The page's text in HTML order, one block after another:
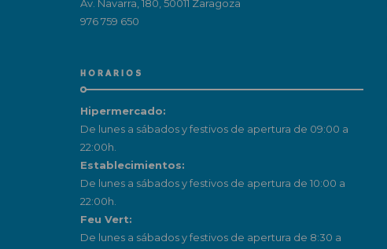
Av. Navarra, 180, 50011 Zaragoza
976 759 650
HORARIOS
Hipermercado:
De lunes a sábados y festivos de apertura de 09:00 a
22:00h.
Establecimientos:
De lunes a sábados y festivos de apertura de 10:00 a
22:00h.
Feu Vert:
De lunes a sábados y festivos de apertura de 8:30 a